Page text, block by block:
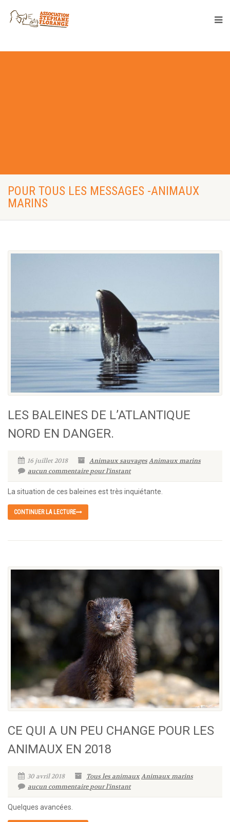
POUR TOUS LES MESSAGES -ANIMAUX
MARINS
LES BALEINES DE L’ATLANTIQUE
NORD EN DANGER.
16 juillet 2018 Animaux sauvagesAnimaux marins
aucun commentaire pour l'instant
La situation de ces baleines est très inquiétante.
CONTINUER LA LECTURE
CE QUI A UN PEU CHANGE POUR LES
ANIMAUX EN 2018
30 avril 2018 Tous les animauxAnimaux marins
aucun commentaire pour l'instant
Quelques avancées.